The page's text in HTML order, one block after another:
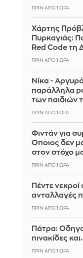
ΠΡΙΝ ΑΠΌ 1 ΏΡΑ
Χάρτης
Πυρκαγιάς:
Red Code τη
ΠΡΙΝ ΑΠΌ 1 ΏΡΑ
Νίκα -
παράλληλα
των παιδιών
ΠΡΙΝ ΑΠΌ 1 ΏΡΑ
Φιντάν για
Όποιος δεν
στον στόχο
ΠΡΙΝ ΑΠΌ 1 ΏΡΑ
Πέντε
ανταλλαγές
ΠΡΙΝ ΑΠΌ 1 ΏΡΑ
Πάτρα:
πινακίδες
ΠΡΙΝ ΑΠΌ 1 ΏΡΑ